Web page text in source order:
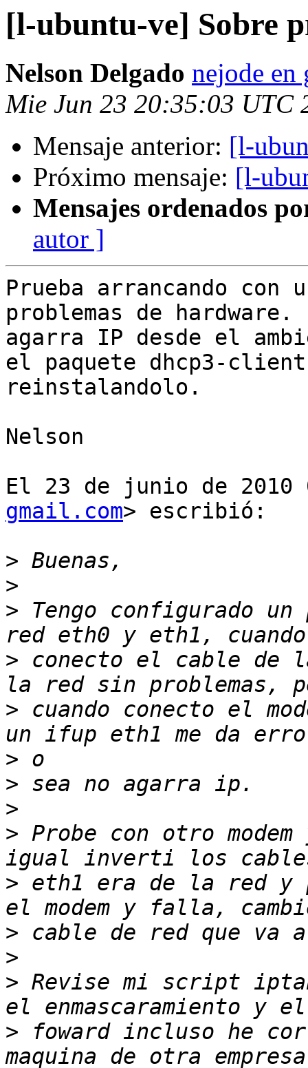
[l-ubuntu-ve] Sobre
Nelson Delgado nejode en
Mie Jun 23 20:35:03 UTC
Mensaje anterior: [l-
Próximo mensaje: [l-
Mensajes ordenados
autor ]
Prueba arrancando con
problemas de
agarra IP desde el
el paquete dhcp3-
reinstalandolo.
Nelson
El 23 de junio de 2010
gmail.com> escribió:
>
>
> Tengo configurado
> conecto el cable
> cuando conecto el
>
>
>
> Probe con otro
> eth1 era de la red y
>
>
> Revise mi script
> foward incluso he